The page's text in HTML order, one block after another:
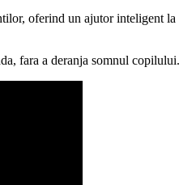
oferind un ajutor inteligent la
fara a deranja somnul copilului.